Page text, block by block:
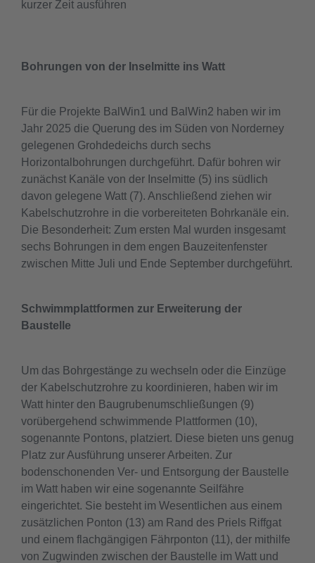
kurzer Zeit ausführen
Bohrungen von der Inselmitte ins Watt
Für die Projekte BalWin1 und BalWin2 haben wir im
Jahr 2025 die Querung des im Süden von Norderney
gelegenen Grohdedeichs durch sechs
Horizontalbohrungen durchgeführt. Dafür bohren wir
zunächst Kanäle von der Inselmitte (5) ins südlich
davon gelegene Watt (7). Anschließend ziehen wir
Kabelschutzrohre in die vorbereiteten Bohrkanäle ein.
Die Besonderheit: Zum ersten Mal wurden insgesamt
sechs Bohrungen in dem engen Bauzeitenfenster
zwischen Mitte Juli und Ende September durchgeführt.
Schwimmplattformen zur Erweiterung der
Baustelle
Um das Bohrgestänge zu wechseln oder die Einzüge
der Kabelschutzrohre zu koordinieren, haben wir im
Watt hinter den Baugrubenumschließungen (9)
vorübergehend schwimmende Plattformen (10),
sogenannte Pontons, platziert. Diese bieten uns genug
Platz zur Ausführung unserer Arbeiten. Zur
bodenschonenden Ver- und Entsorgung der Baustelle
im Watt haben wir eine sogenannte Seilfähre
eingerichtet. Sie besteht im Wesentlichen aus einem
zusätzlichen Ponton (13) am Rand des Priels Riffgat
und einem flachgängigen Fährponton (11), der mithilfe
von Zugwinden zwischen der Baustelle im Watt und